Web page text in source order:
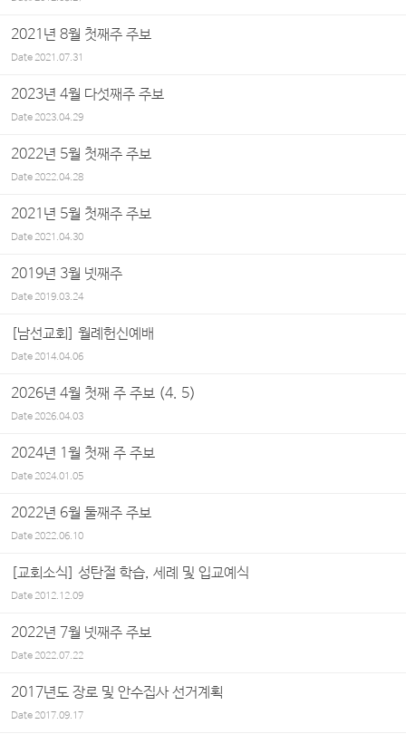
2021년 8월 첫째주 주보
Date2021.07.31
2023년 4월 다섯째주 주보
Date2023.04.29
2022년 5월 첫째주 주보
Date2022.04.28
2021년 5월 첫째주 주보
Date2021.04.30
2019년 3월 넷째주
Date2019.03.24
[남선교회] 월례헌신예배
Date2014.04.06
2026년 4월 첫째 주 주보 (4. 5)
Date2026.04.03
2024년 1월 첫째 주 주보
Date2024.01.05
2022년 6월 둘째주 주보
Date2022.06.10
[교회소식] 성탄절 학습, 세례 및 입교예식
Date2012.12.09
2022년 7월 넷째주 주보
Date2022.07.22
2017년도 장로 및 안수집사 선거계획
Date2017.09.17